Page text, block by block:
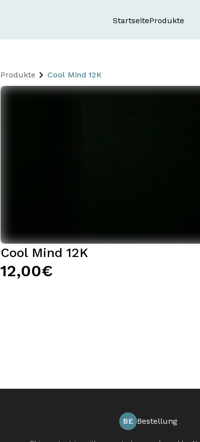
StartseiteProdukte
Produkte Cool Mind 12K
Cool Mind 12K
12,00€
BE Bestellung